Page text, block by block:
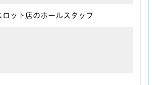
ロット店のホールスタッフ